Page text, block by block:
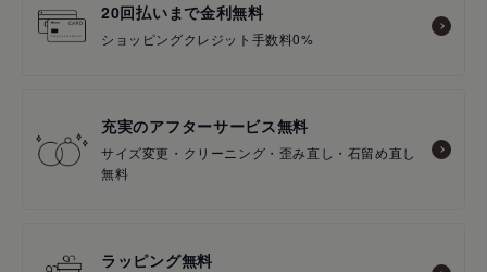
20回払いまで金利無料
ショッピングクレジット手数料0%
充実のアフターサービス無料
サイズ変更・クリーニング・歪み直し・石留め直し
無料
ラッピング無料